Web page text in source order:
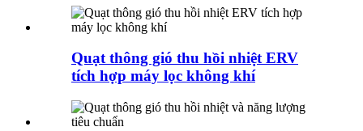
Quạt thông gió thu hồi nhiệt ERV
tích hợp máy lọc không khí